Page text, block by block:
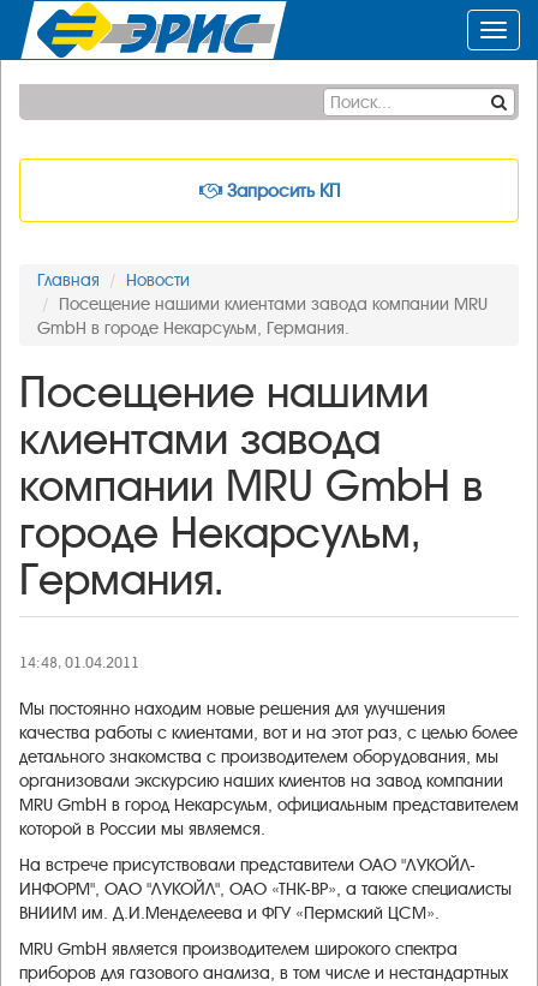
Запросить КП
Главная
Новости
Посещение нашими клиентами завода компании MRU
GmbH в городе Некарсульм, Германия.
Посещение нашими
клиентами завода
компании MRU GmbH в
городе Некарсульм,
Германия.
14:48, 01.04.2011
Мы постоянно находим новые решения для улучшения
качества работы с клиентами, вот и на этот раз, с целью более
детального знакомства с производителем оборудования, мы
организовали экскурсию наших клиентов на завод компании
MRU GmbH в город Некарсульм, официальным представителем
которой в России мы являемся.
На встрече присутствовали представители ОАО "ЛУКОЙЛ-
ИНФОРМ", ОАО "ЛУКОЙЛ", ОАО «ТНК-BP», а также специалисты
ВНИИМ им. Д.И.Менделеева и ФГУ «Пермский ЦСМ».
MRU GmbH является производителем широкого спектра
приборов для газового анализа, в том числе и нестандартных